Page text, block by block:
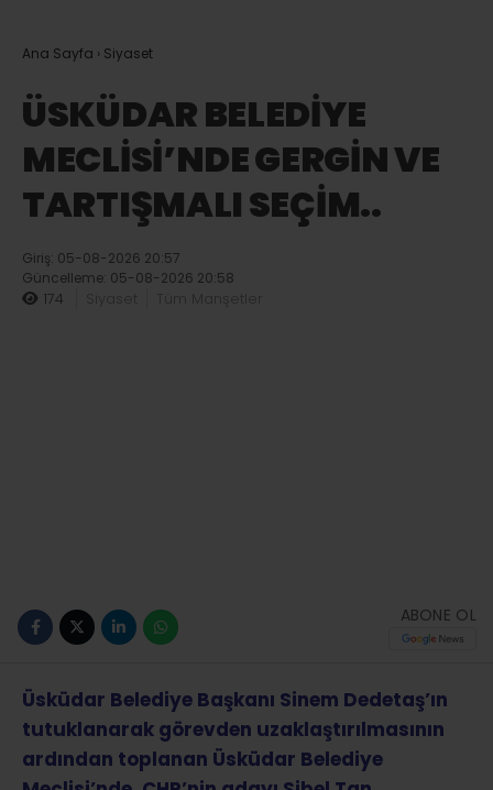
Ana Sayfa › Siyaset
ÜSKÜDAR BELEDİYE
MECLİSİ’NDE GERGİN VE
TARTIŞMALI SEÇİM..
Giriş: 05-08-2026 20:57
Güncelleme: 05-08-2026 20:58
174 Siyaset Tüm Manşetler
ABONE OL
Üsküdar Belediye Başkanı Sinem Dedetaş’ın
tutuklanarak görevden uzaklaştırılmasının
ardından toplanan Üsküdar Belediye